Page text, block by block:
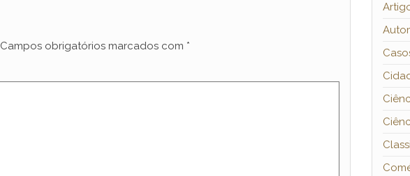
Campos obrigatórios marcados com *